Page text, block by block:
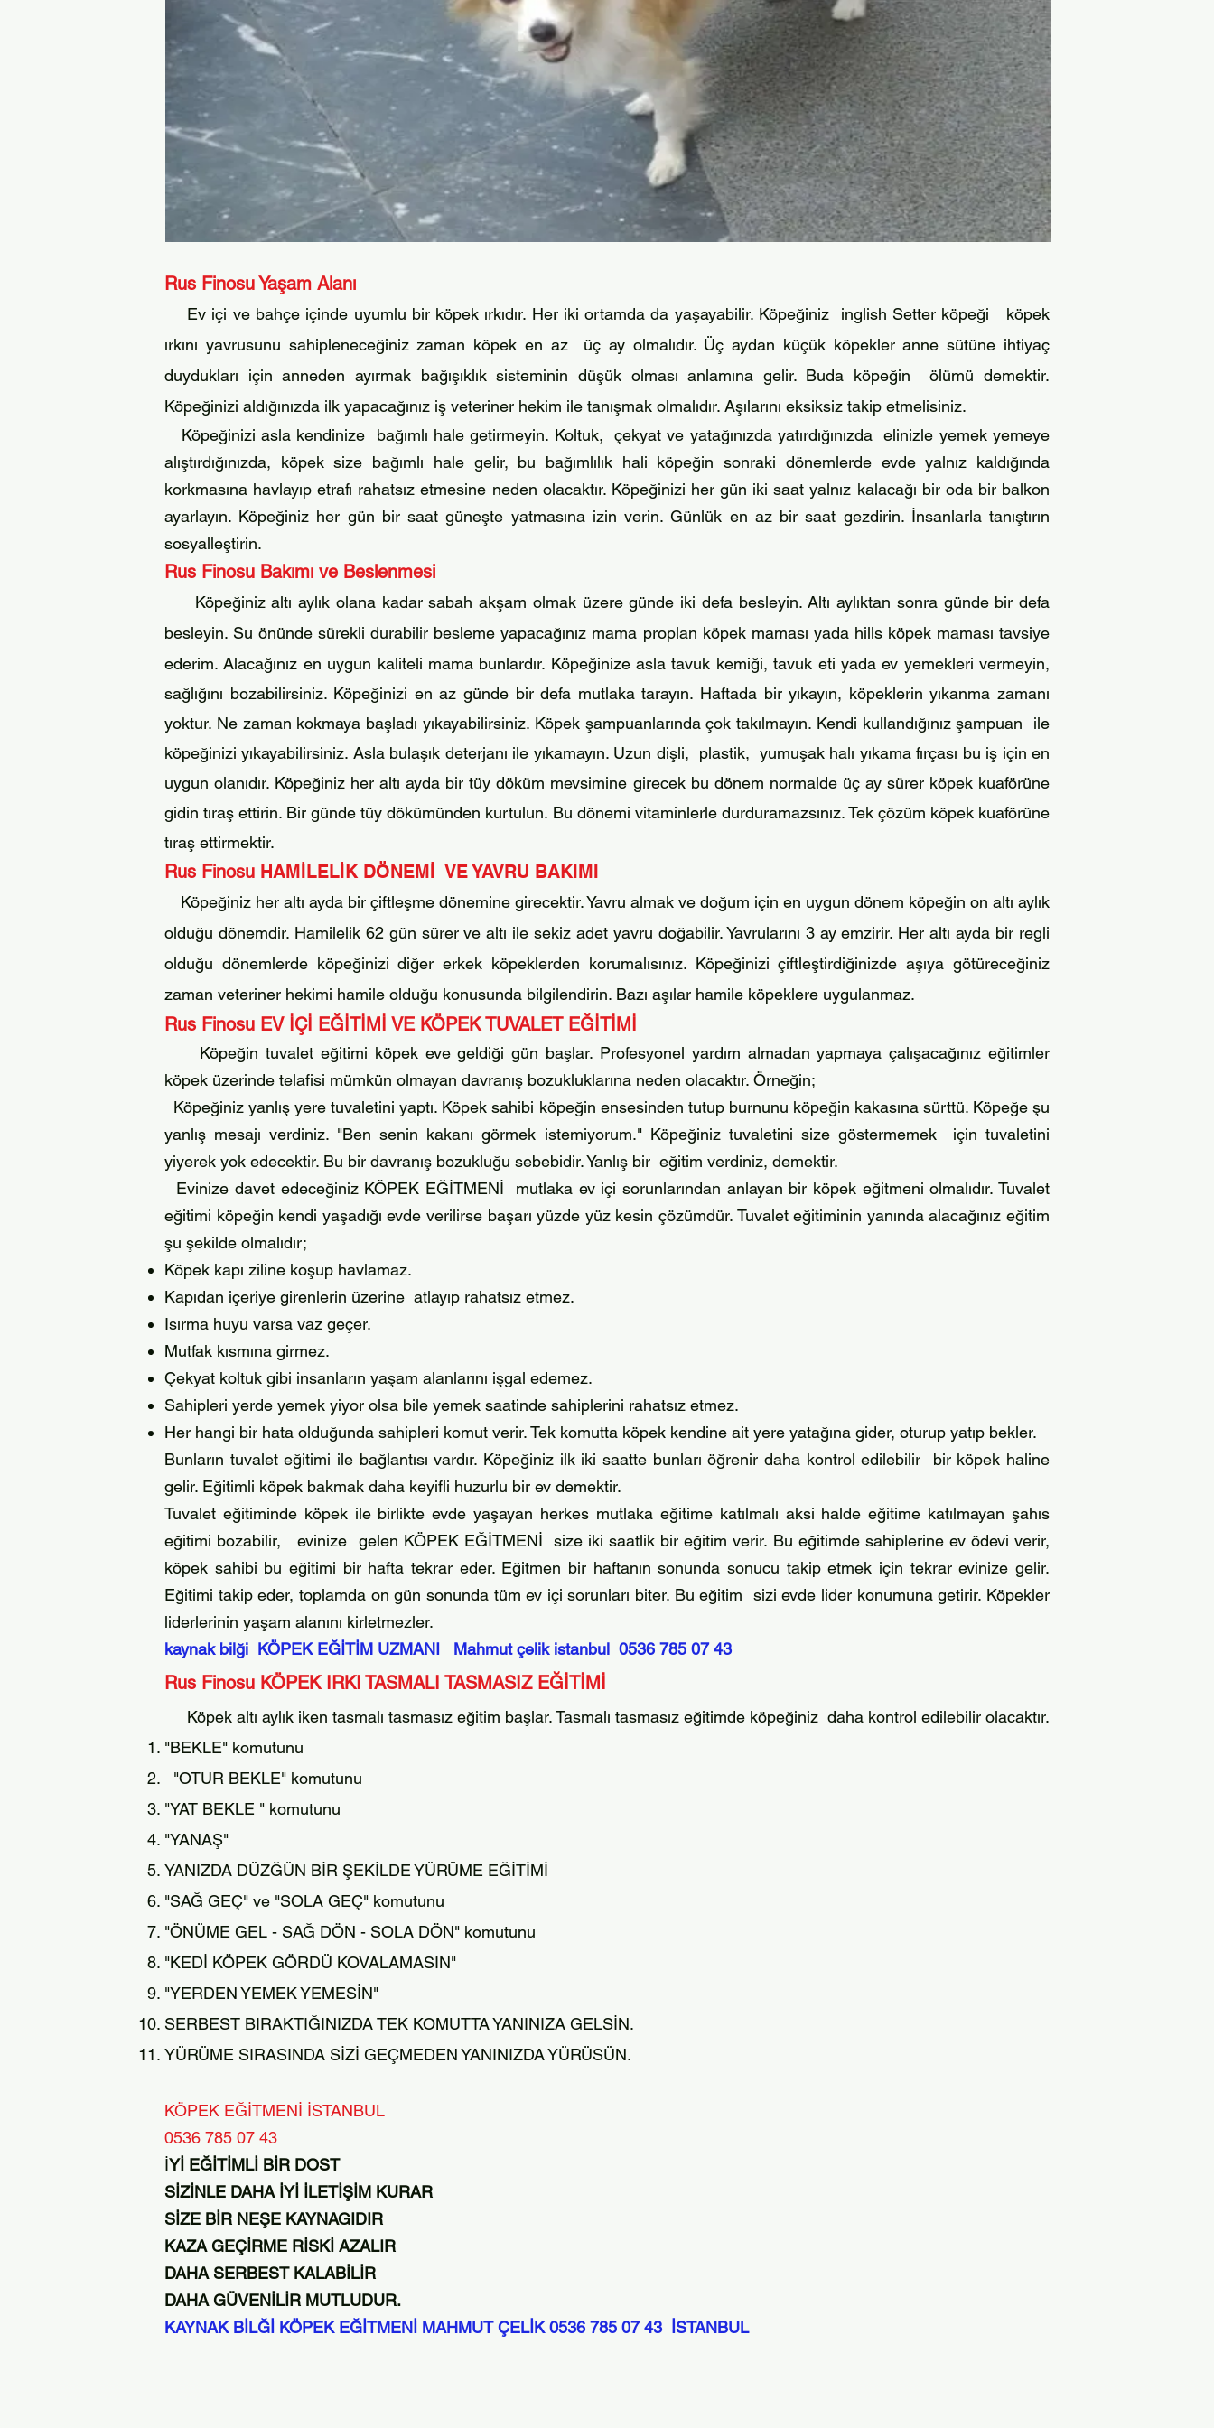
Rus Finosu Yaşam Alanı
Ev içi vebahçe içinde uyumlu bir köpek ırkıdır. Her iki ortamda da yaşayabilir. Köpeğiniz inglish Setter köpeği köpek
ırkını yavrusunu sahipleneceğiniz zaman köpek en az üç ay olmalıdır. Üç aydan küçük köpekler anne sütüne ihtiyaç
duydukları için anneden ayırmak bağışıklık sisteminin düşük olması anlamına gelir. Buda köpeğin
ölümü demektir.
Köpeğinizi aldığınızda ilk yapacağınız iş veteriner hekim ile tanışmak olmalıdır. Aşılarını eksiksiz takip etmelisiniz.
Köpeğinizi asla kendinize bağımlı hale getirmeyin. Koltuk, çekyat ve yatağınızda yatırdığınızda elinizle yemek yemeye
alıştırdığınızda, köpek size bağımlı hale gelir, bu bağımlılık hali köpeğin sonraki dönemlerde evde yalnız kaldığında
korkmasına havlayıp etrafı rahatsız etmesine neden olacaktır. Köpeğinizi her gün iki saat yalnız kalacağı bir oda bir balkon
ayarlayın. Köpeğiniz her gün bir saat güneşte yatmasına izin verin. Günlük en az bir saat gezdirin. İnsanlarla tanıştırın
sosyalleştirin.
Rus Finosu Bakımı ve Beslenmesi
Köpeğiniz altı aylık olana kadar sabah akşam olmak üzere günde iki defa besleyin. Altı aylıktan sonra günde bir defa
besleyin. Su önünde sürekli durabilir besleme yapacağınız mama proplan köpek maması yada hills köpek maması tavsiye
ederim. Alacağınız en uygun kaliteli mama bunlardır. Köpeğinize asla tavuk kemiği, tavuk eti yada ev yemekleri vermeyin,
sağlığını bozabilirsiniz. Köpeğinizi en az günde bir defa mutlaka tarayın. Haftada bir yıkayın, köpeklerin yıkanma zamanı
yoktur. Ne zaman kokmaya başladı yıkayabilirsiniz. Köpek şampuanlarında çok takılmayın. Kendi kullandığınız şampuan ile
köpeğinizi yıkayabilirsiniz. Asla bulaşık deterjanı ile yıkamayın. Uzun dişli, plastik, yumuşak halı yıkama fırçası bu iş için en
uygun olanıdır. Köpeğiniz her altı ayda bir tüy döküm mevsimine girecek bu dönem normalde üç ay sürer köpek kuaförüne
gidin tıraş ettirin. Bir günde tüy dökümünden kurtulun. Bu dönemi vitaminlerle durduramazsınız. Tek çözüm köpek kuaförüne
tıraş ettirmektir.
Rus Finosu HAMİLELİK DÖNEMİ VE YAVRU BAKIMI
Köpeğiniz her altı ayda bir çiftleşme dönemine girecektir. Yavru almak ve doğum için en uygun dönem köpeğin on altı aylık
olduğu dönemdir. Hamilelik 62 gün sürer ve altı ile sekiz adet yavru doğabilir. Yavrularını 3 ay emzirir. Her altı ayda bir regli
olduğu dönemlerde köpeğinizi diğer erkek köpeklerden korumalısınız. Köpeğinizi çiftleştirdiğinizde aşıya götüreceğiniz
zaman veteriner hekimi hamile olduğu konusunda bilgilendirin. Bazı aşılar hamile köpeklere uygulanmaz.
Rus Finosu EV İÇİ EĞİTİMİ VE KÖPEK TUVALET EĞİTİMİ
Köpeğin tuvalet eğitimi köpek eve geldiği gün başlar. Profesyonel yardım almadan yapmaya çalışacağınız eğitimler
köpek üzerinde telafisi mümkün olmayan davranış bozukluklarına neden olacaktır. Örneğin;
Köpeğiniz yanlış yere tuvaletini yaptı. Köpek sahibi köpeğin ensesinden tutup burnunu köpeğin kakasına sürttü. Köpeğe şu
yanlış mesajı verdiniz. "Ben senin kakanı görmek istemiyorum." Köpeğiniz tuvaletini size göstermemek için tuvaletini
yiyerek yok edecektir. Bu bir davranış bozukluğu sebebidir. Yanlış bir eğitim verdiniz, demektir.
Evinize davet edeceğiniz KÖPEK EĞİTMENİ mutlaka ev içi sorunlarından anlayan bir köpek eğitmeni olmalıdır. Tuvalet
eğitimi köpeğin kendi yaşadığı evde verilirse başarı yüzde yüz kesin çözümdür. Tuvalet eğitiminin yanında alacağınız eğitim
şu şekilde olmalıdır;
Köpek kapı ziline koşup havlamaz.
Kapıdan içeriye girenlerin üzerine atlayıp rahatsız etmez.
Isırma huyu varsa vaz geçer.
Mutfak kısmına girmez.
Çekyat koltuk gibi insanların yaşam alanlarını işgal edemez.
Sahipleri yerde yemek yiyor olsa bile yemek saatinde sahiplerini rahatsız etmez.
Her hangi bir hata olduğunda sahipleri komut verir. Tek komutta köpek kendine ait yere yatağına gider, oturup yatıp bekler.
Bunların tuvalet eğitimi ile bağlantısı vardır. Köpeğiniz ilk iki saatte bunları öğrenir daha kontrol edilebilir bir köpek haline
gelir. Eğitimli köpek bakmak daha keyifli huzurlu bir ev demektir.
Tuvalet eğitiminde köpek ile birlikte evde yaşayan herkes mutlaka eğitime katılmalı aksi halde eğitime katılmayan şahıs
eğitimi bozabilir, evinize gelen KÖPEK EĞİTMENİ size iki saatlik bir eğitim verir. Bu eğitimde sahiplerine ev ödevi verir,
köpek sahibi bu eğitimi bir hafta tekrar eder. Eğitmen bir haftanın sonunda sonucu takip etmek için tekrar evinize gelir.
Eğitimi takip eder, toplamda on gün sonunda tüm ev içi sorunları biter. Bu eğitim sizi evde lider konumuna getirir. Köpekler
liderlerinin yaşam alanını kirletmezler.​
kaynak bilği KÖPEK EĞİTİM UZMANI Mahmut çelik istanbul 0536 785 07 43
Rus Finosu KÖPEK IRKI TASMALI TASMASIZ EĞİTİMİ
Köpek altı aylık iken tasmalı tasmasız eğitim başlar. Tasmalı tasmasız eğitimde köpeğiniz daha kontrol edilebilir olacaktır.
"BEKLE" komutunu
"OTUR BEKLE" komutunu
"YAT BEKLE " komutunu
"YANAŞ"
YANIZDA DÜZĞÜN BİR ŞEKİLDE YÜRÜME EĞİTİMİ
"SAĞ GEÇ" ve "SOLA GEÇ" komutunu
"ÖNÜME GEL - SAĞ DÖN - SOLA DÖN" komutunu
"KEDİ KÖPEK GÖRDÜ KOVALAMASIN"
"YERDEN YEMEK YEMESİN"
SERBEST BIRAKTIĞINIZDA TEK KOMUTTA YANINIZA GELSİN.
YÜRÜME SIRASINDA SİZİ GEÇMEDEN YANINIZDA YÜRÜSÜN.
KÖPEK EĞİTMENİ İSTANBUL
0536 785 07 43
İYİ EĞİTİMLİ BİR DOST
SİZİNLE DAHA İYİ İLETİŞİM KURAR
SİZE BİR NEŞE KAYNAGIDIR
KAZA GEÇİRME RİSKİ AZALIR
DAHA SERBEST KALABİLİR
DAHA GÜVENİLİR MUTLUDUR.
KAYNAK BİLĞİ KÖPEK EĞİTMENİ MAHMUT ÇELİK 0536 785 07 43 İSTANBUL